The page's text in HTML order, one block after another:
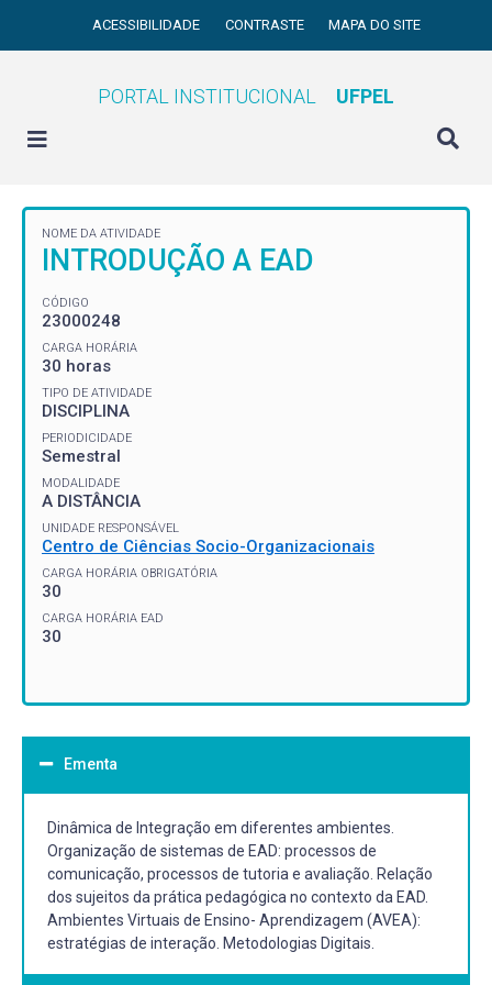
ACESSIBILIDADE CONTRASTE MAPA DO SITE
PORTAL INSTITUCIONAL UFPEL
NOME DA ATIVIDADE
INTRODUÇÃO A EAD
CÓDIGO
23000248
CARGA HORÁRIA
30 horas
TIPO DE ATIVIDADE
DISCIPLINA
PERIODICIDADE
Semestral
MODALIDADE
A DISTÂNCIA
UNIDADE RESPONSÁVEL
Centro de Ciências Socio-Organizacionais
CARGA HORÁRIA OBRIGATÓRIA
30
CARGA HORÁRIA EAD
30
Ementa
Dinâmica de Integração em diferentes ambientes.
Organização de sistemas de EAD: processos de
comunicação, processos de tutoria e avaliação. Relação
dos sujeitos da prática pedagógica no contexto da EAD.
Ambientes Virtuais de Ensino- Aprendizagem (AVEA):
estratégias de interação. Metodologias Digitais.